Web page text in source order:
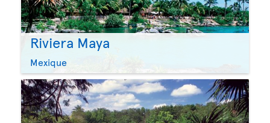
Riviera Maya
Mexique